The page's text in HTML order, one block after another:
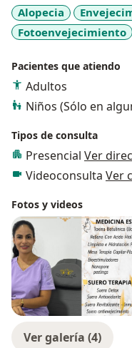
Medicina con
desde la raíz.
Alopecia
Fotoenvejecimiento
Pacientes que atiendo
Adultos
Niños (Sólo en
Tipos de consulta
Presencial Ver
Videoconsulta Ver
Fotos y videos
Ver galería (4)